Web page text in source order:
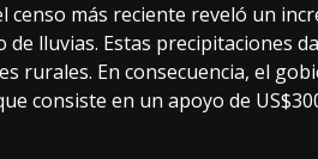
censo más reciente reveló un
lluvias. Estas precipitaciones
rurales. En consecuencia, el
consiste en un apoyo de